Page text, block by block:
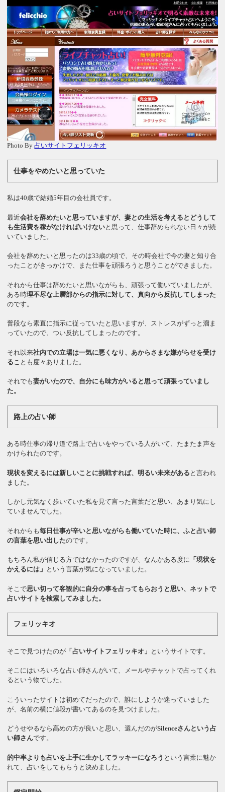
Photo By占いサイトフェリッキオ
仕事をやめたいと思っていた
私は40歳で結婚5年目の会社員です。
最近会社を辞めたいと思っていますが、妻との生活を考えるとどうして
も生活費を稼がなければいけないと思って、仕事辞められない日々が続
いていました。
会社を辞めたいと思ったのは33歳の頃で、その時会社で今の妻と知り合
ったことがきっかけで、また仕事を頑張ろうと思うことができました。
それから仕事は辞めたいと思いながらも、頑張って働いていましたが、
ある時理不尽な上層部からの指示に対して、真向から反抗してしまった
のです。
普段なら素直に指示に従っていたと思いますが、ストレスがずっと溜ま
っていたので、つい反抗してしまったのです。
それ以来社内での立場は一気に悪くなり、あからさまな嫌がらせを受け
る ことも度々ありました。
それでも妻がいたので、自分にも味方がいると思って頑張っていまし
た。
路上の占い師
ある時仕事の帰り道で路上で占いをやっている人がいて、たまたま声を
かけられたのです。
現状を変えるには新しいことに挑戦すれば、明るい未来がある と言われ
ました。
しかし元気なく歩いていた私を見て言った言葉だと思い、あまり気にし
ていませんでした。
それからも毎日仕事が辛いと思いながらも働いていた時に、ふと占い師
の言葉を思い出したのです。
もちろん私が信じる方ではなかったのですが、なんかある度に 「現状を
かえるには」 という言葉が気になっていました。
そこで思い切って客観的に自分の事を占ってもらおうと思い、ネットで
占いサイトを検索してみました。
フェリッキオ
そこで見つけたのが 「占いサイトフェリッキオ」 というサイトです。
そこにはいろいろな占い師さんがいて、メールやチャットで占ってくれ
るという物でした。
こういったサイトは初めてだったので、誰にしようか迷っていました
が、名前の横に値段が書いてあるのを見つけました。
どうせやるなら高めの方が良いと思い、選んだのがSilenceさんという占
い師さんです。
的中率よりも占いを上手に生かしてラッキーになろう という言葉に魅か
れて、占いをしてもらうと決めました。